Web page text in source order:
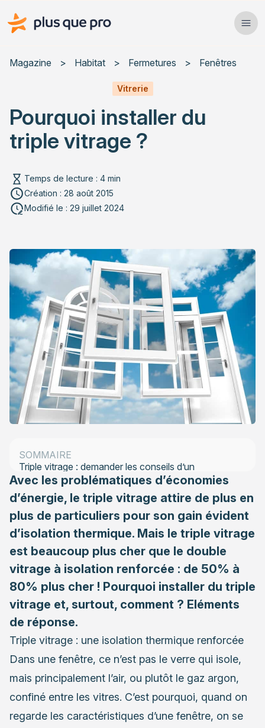
Plus que pro Mag'
Services
Actualités
Rechercher un article
Magazine > Habitat > Fermetures > Fenêtres
Vitrerie
Pourquoi installer du
triple vitrage ?
Temps de lecture : 4 min
Création : 28 août 2015
Modifié le : 29 juillet 2024
Avec les problématiques d’économies
d’énergie, le triple vitrage attire de plus en
plus de particuliers pour son gain évident
d’isolation thermique. Mais le triple vitrage
est beaucoup plus cher que le double
vitrage à isolation renforcée : de 50% à
80% plus cher ! Pourquoi installer du triple
vitrage et, surtout, comment ? Eléments
de réponse.
Triple vitrage : une isolation thermique renforcée
Dans une fenêtre, ce n’est pas le verre qui isole,
mais principalement l’air, ou plutôt le gaz argon,
confiné entre les vitres. C’est pourquoi, quand on
regarde les caractéristiques d’une fenêtre, on se
SOMMAIRE
Triple vitrage : une isolation thermique renforcée
Triple vitrage et apport solaire
Triple vitrage : demander les conseils d’un
professionnel